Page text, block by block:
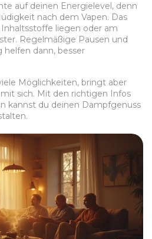
auf deinen Energielevel, denn
nach dem Vapen. Das
liegen oder am
Regelmäßige Pausen und
helfen dann, besser
Möglichkeiten, bringt aber
sich. Mit den richtigen Infos
kannst du deinen Dampfgenuss